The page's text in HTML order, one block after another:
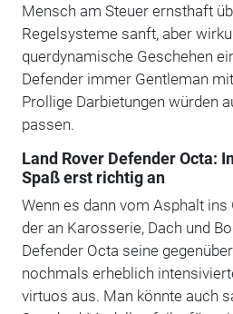
Mensch am Steuer ernsthaft
Regelsysteme sanft, aber
querdynamische Geschehen
Defender immer Gentleman
Prollige Darbietungen würden
passen.
Land Rover Defender Octa:
Spaß erst richtig an
Wenn es dann vom Asphalt ins
der an Karosserie, Dach und
Defender Octa seine
nochmals erheblich
virtuos aus. Man könnte auch